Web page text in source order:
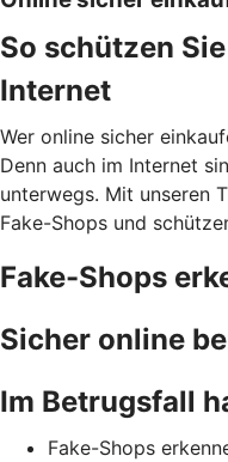
So schützen
Internet
Wer online sicher
Denn auch im Internet
unterwegs. Mit unseren
Fake-Shops und
Fake-Shops
Sicher online
Im Betrugsfall
Fake-Shops